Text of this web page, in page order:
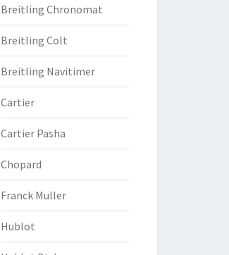
Breitling Chronomat
Breitling Colt
Breitling Navitimer
Cartier
Cartier Pasha
Chopard
Franck Muller
Hublot